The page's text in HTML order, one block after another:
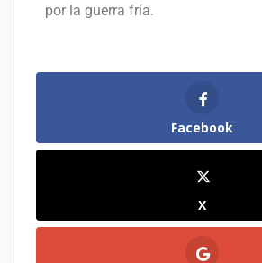
por la guerra fría.
Facebook
X